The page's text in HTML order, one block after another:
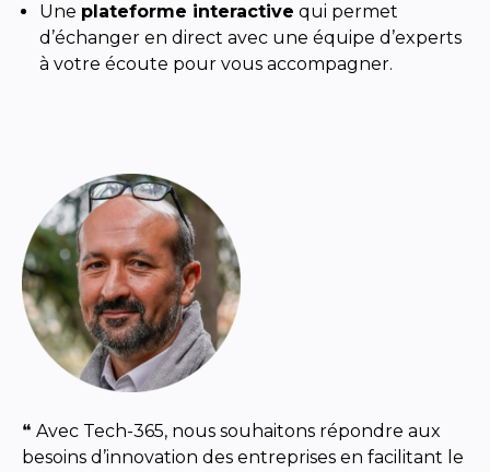
Une plateforme interactive qui permet
d’échanger en direct avec une équipe d’experts
à votre écoute pour vous accompagner.
❝ Avec Tech-365, nous souhaitons répondre aux
besoins d’innovation des entreprises en facilitant le